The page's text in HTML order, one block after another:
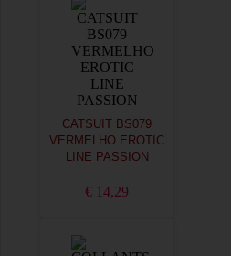
CATSUIT BS079
VERMELHO EROTIC
LINE PASSION
€ 14,29